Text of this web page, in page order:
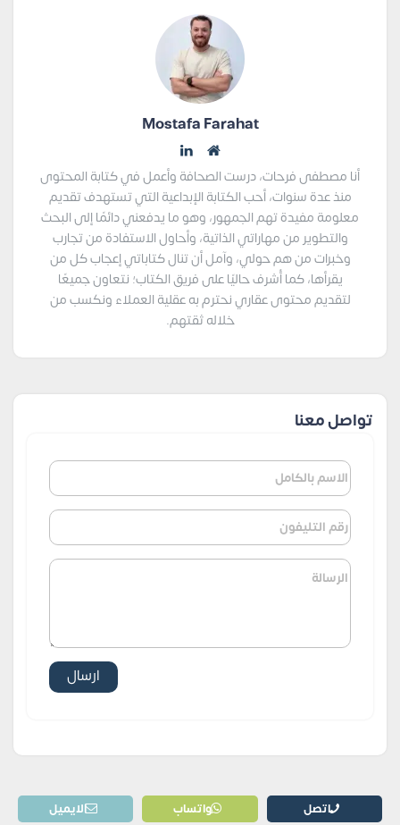
Mostafa Farahat
أنا مصطفى فرحات، درست الصحافة وأعمل في كتابة المحتوى
منذ عدة سنوات، أحب الكتابة الإبداعية التي تستهدف تقديم
معلومة مفيدة تهم الجمهور، وهو ما يدفعني دائمًا إلى البحث
والتطوير من مهاراتي الذاتية، وأحاول الاستفادة من تجارب
وخبرات من هم حولي، وآمل أن تنال كتاباتي إعجاب كل من
يقرأها، كما أُشرف حاليًا على فريق الكتاب؛ نتعاون جميعًا
لتقديم محتوى عقاري نحترم به عقلية العملاء ونكسب من
خلاله ثقتهم.
تواصل معنا
اتصل واتساب الايميل